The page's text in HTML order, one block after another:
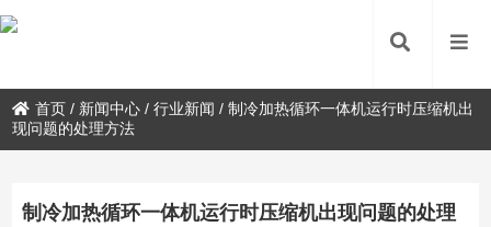
首页 / 新闻中心 /行业新闻 /制冷加热循环一体机运行时压缩机出
现问题的处理方法
制冷加热循环一体机运行时压缩机出现问题的处理